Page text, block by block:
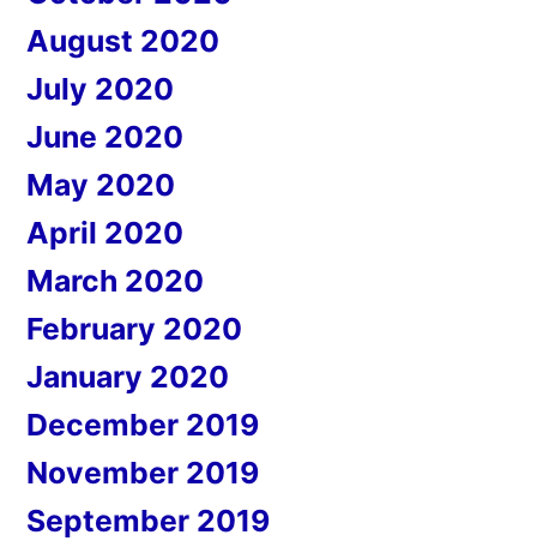
August 2020
July 2020
June 2020
May 2020
April 2020
March 2020
February 2020
January 2020
December 2019
November 2019
September 2019